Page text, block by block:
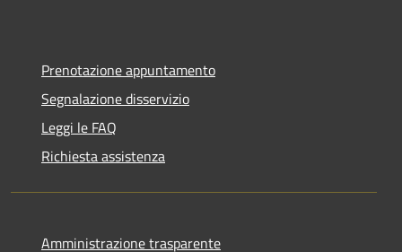
Prenotazione appuntamento
Segnalazione disservizio
Leggi le FAQ
Richiesta assistenza
Amministrazione trasparente